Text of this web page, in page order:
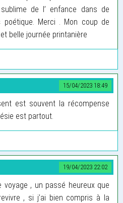
de l’ enfance dans de
poétique. Merci . Mon coup de
belle journée printanière
15/04/2023 18:49
est souvent la récompense
est partout.
19/04/2023 22:02
voyage , un passé heureux que
, si j’ai bien compris à la